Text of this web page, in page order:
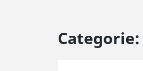
Categorie: